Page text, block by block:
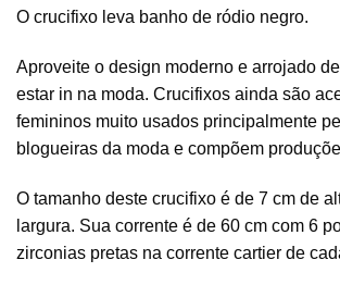
O crucifixo leva banho de ródio negro.
Aproveite o design moderno e arrojado
estar in na moda. Crucifixos ainda são
femininos muito usados principalmente
blogueiras da moda e compõem
O tamanho deste crucifixo é de 7 cm de
largura. Sua corrente é de 60 cm com 6
zirconias pretas na corrente cartier de